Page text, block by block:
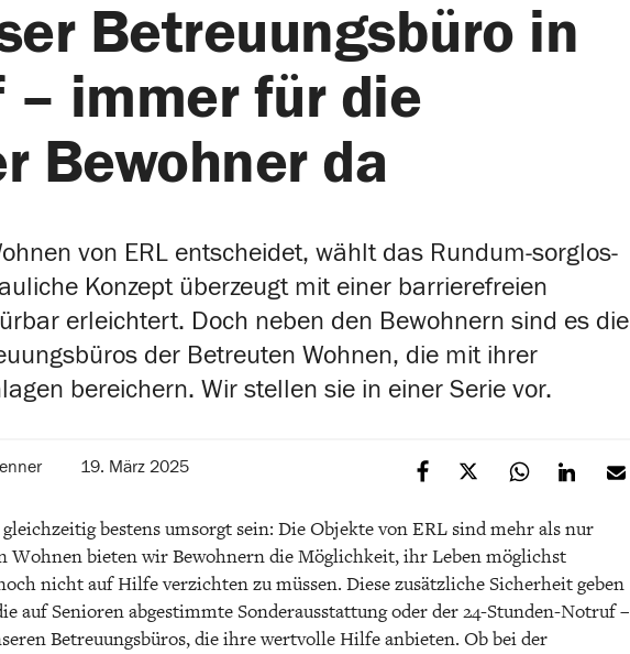
Betreuungsbüro in
– immer für die
Bewohner da
von ERL entscheidet, wählt das Rundum-sorglos-
Konzept überzeugt mit einer barrierefreien
erleichtert. Doch neben den Bewohnern sind es die
der Betreuten Wohnen, die mit ihrer
bereichern. Wir stellen sie in einer Serie vor.
19. März 2025
bestens umsorgt sein: Die Objekte von ERL sind mehr als nur
Wohnen bieten wir Bewohnern die Möglichkeit, ihr Leben möglichst
nicht auf Hilfe verzichten zu müssen. Diese zusätzliche Sicherheit geben
auf Senioren abgestimmte Sonderausstattung oder der 24-Stunden-Notruf –
Betreuungsbüros, die ihre wertvolle Hilfe anbieten. Ob bei der